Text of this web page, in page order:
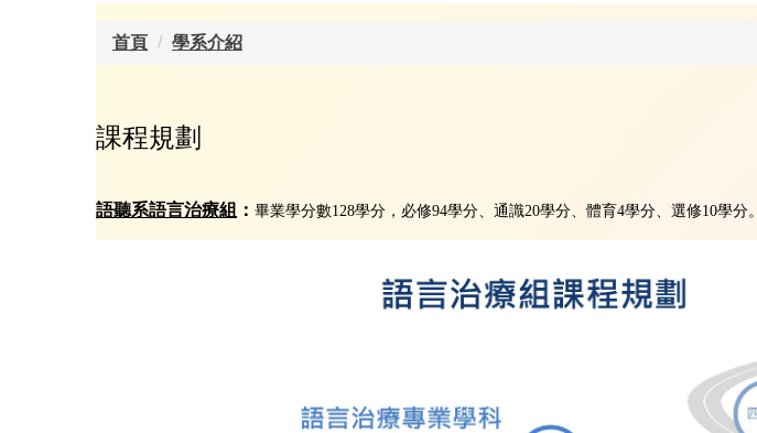
首頁 學系介紹
課程規劃
語聽系語言治療組 ： 畢業學分數128學分，必修94學分、通識20學分、體育4學分、選修10學分。